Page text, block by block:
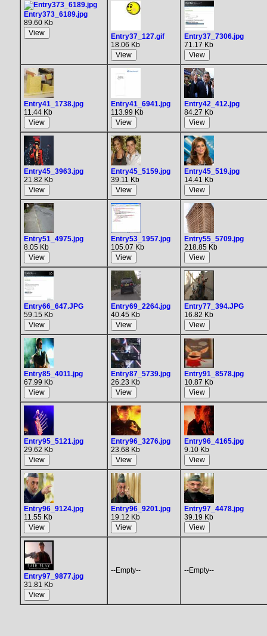
Entry373_6189.jpg
89.60 Kb
Entry37_127.gif
18.06 Kb
Entry37_7306.jpg
71.17 Kb
Entry41_1738.jpg
11.44 Kb
Entry41_6941.jpg
113.99 Kb
Entry42_412.jpg
84.27 Kb
Entry45_3963.jpg
21.82 Kb
Entry45_5159.jpg
39.11 Kb
Entry45_519.jpg
14.41 Kb
Entry51_4975.jpg
8.05 Kb
Entry53_1957.jpg
105.07 Kb
Entry55_5709.jpg
218.85 Kb
Entry66_647.JPG
59.15 Kb
Entry69_2264.jpg
40.45 Kb
Entry77_394.JPG
16.82 Kb
Entry85_4011.jpg
67.99 Kb
Entry87_5739.jpg
26.23 Kb
Entry91_8578.jpg
10.87 Kb
Entry95_5121.jpg
29.62 Kb
Entry96_3276.jpg
23.68 Kb
Entry96_4165.jpg
9.10 Kb
Entry96_9124.jpg
11.55 Kb
Entry96_9201.jpg
19.12 Kb
Entry97_4478.jpg
39.19 Kb
Entry97_9877.jpg
31.81 Kb
--Empty-- --Empty--